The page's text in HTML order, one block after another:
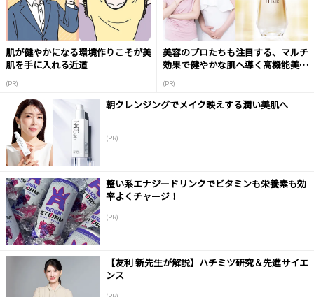
肌が健やかになる環境作りこそが美
肌を手に入れる近道
(PR)
美容のプロたちも注目する、マルチ
効果で健やかな肌へ導く高機能美容
(PR)
朝クレンジングでメイク映えする潤い美肌へ
(PR)
整い系エナジードリンクでビタミンも栄養素も効
率よくチャージ！
(PR)
【友利 新先生が解説】ハチミツ研究＆先進サイエ
ンス